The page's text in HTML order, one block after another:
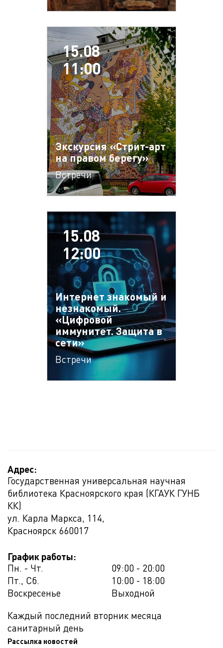
15.08
11:00
Экскурсия «Стрит-арт
на правом берегу»
Встречи
15.08
12:00
Интернет знакомый и
незнакомый.
«Цифровой
иммунитет. Защита в
сети»
Встречи
Адрес:
Государственная универсальная научная
библиотека Красноярского края (КГАУК ГУНБ
КК)
ул. Карла Маркса, 114,
Красноярск 660017
График работы:
Пн. - Чт.
09:00 - 20:00
Пт., Сб.
10:00 - 18:00
Воскресенье
Выходной
Каждый последний вторник месяца
санитарный день
Рассылка новостей